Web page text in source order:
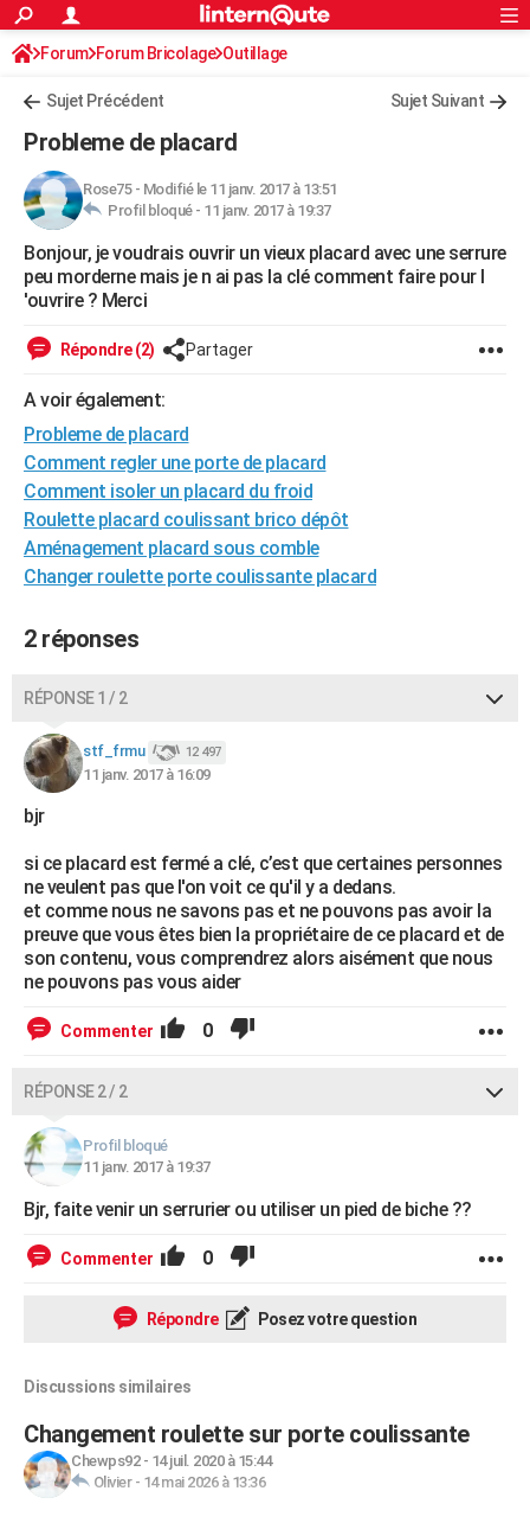
ACTUALITÉS
Politique
Société
Faits Divers
Education
Monde
Villes
+
FINANCE
Retraite
Impôts
Epargne
Immobilier
Risques naturels par ville
Banque
Assurance
Crédit
AUTO
Essais
Réserver un essai
Citadines
Berlines
SUV
Forum auto
+HIGH-TECH
Mobiles
Meilleur smartphone
Internet
Ordinateurs
Jeux vidéo
Guide high-tech
Forum
Aménagement intérieur
Extérieur
Cuisine
Salle de bains
Jardinage
Rangement
WEEK-END
Guides de France
Escapades
Patrimoine
Expositions
Musées
Week-end nature
+LIFESTYLE
Art de vivre
Bien-être
Loisirs
Mode
Modes de vie
SANTE
Alimentation
Guide de la santé
Maladies
Médicaments
Sommeil
VOYAGE
Destinations
City break
Voyage nature
Voyage de noces
Forum
Climat
+PHOTO
BONS PLANS
CARTE DE VOEUX
Carte de Noël
Carte Bonne année
Carte Saint-Valentin
Carte Pâques
Carte d'anniversaire
DICTIONNAIRE
Dictionnaire
Biographies
Citations
Expressions
Proverbes
S'inscrire
Se connecter
Lycées
Collèges
Primaires
Universités
Entreprises
Service militaire
Avis de recherche
AVIS DE DÉCÈS
FORUM
Bricolage
Lifestyle
Culture
Sport
Auto
Television
Voyage
Cinema
S'inscrire
Connexion
Forum Forum Bricolage Outillage
Sujet Précédent Sujet Suivant
Probleme de placard
Rose75- Modifié le 11 janv. 2017 à 13:51
Profil bloqué - 11 janv. 2017 à 19:37
Bonjour, je voudrais ouvrir un vieux placard avec une serrure
peu morderne mais je n ai pas la clé comment faire pour l
'ouvrire ? Merci
Répondre (2) Partager
A voir également:
Probleme de placard
Comment regler une porte de placard
Comment isoler un placard du froid
Roulette placard coulissant brico dépôt
Aménagement placard sous comble
Changer roulette porte coulissante placard
2 réponses
RÉPONSE 1 / 2
stf_frmu 12 497
11 janv. 2017 à 16:09
bjr
si ce placard est fermé a clé, c’est que certaines personnes
ne veulent pas que l'on voit ce qu'il y a dedans.
et comme nous ne savons pas et ne pouvons pas avoir la
preuve que vous êtes bien la propriétaire de ce placard et de
son contenu, vous comprendrez alors aisément que nous
ne pouvons pas vous aider
Commenter 0
RÉPONSE 2 / 2
Profil bloqué
11 janv. 2017 à 19:37
Bjr, faite venir un serrurier ou utiliser un pied de biche ??
Commenter 0
Répondre Posez votre question
Discussions similaires
Changement roulette sur porte coulissante
Chewps92- 14 juil. 2020 à 15:44
Olivier- 14 mai 2026 à 13:36